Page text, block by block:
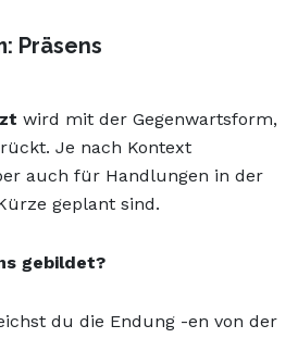
Präsens
wird mit der Gegenwartsform,
Je nach Kontext
auch für Handlungen in der
geplant sind.
gebildet?
du die Endung -en von der